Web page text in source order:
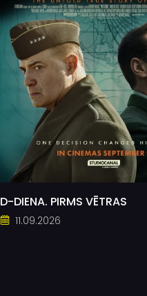
D-DIENA. PIRMS VĒTRAS
11.09.2026